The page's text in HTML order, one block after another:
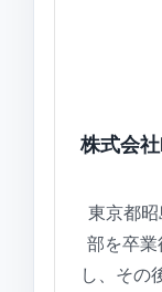
株式会
東京都
部を卒
し、その